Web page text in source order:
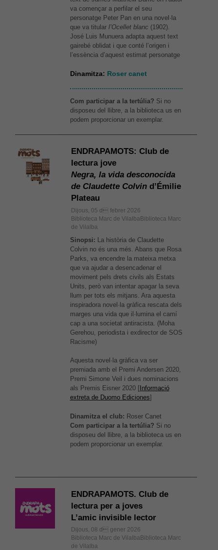
va començar a perfilar el seu
personatge Peter Pan en una novel·la
que va titular l’Ocellet blanc (1902).
José Luis Munuera adapta aquest text
gairebé oblidat i que conté l’origen i
l’essència d’aquest estimat personatge
Dinamitza: Roser canet
Com participar a la tertúlia? Si no
disposeu del llibre, a la biblioteca us en
podem proporcionar un exemplar.
ENDRAPAMOTS: Club de
lectura jove
Negra, la vida desconocida
de Claudette Colvind’Émilie
Plateau
Dijous, 05 d febrer 2026
Biblioteca Marc de VilalbaBiblioteca Marc
de Vilalba
Sinopsi: La història de Claudette
Colvin no és una més. Abans que Rosa
Parks, va encendre la mateixa metxa
que va ajudar a desencadenar el
moviment pels drets civils als Estats
Units, però van intentar apagar la seva
llum per tots els mitjans. Ara aquesta
inspiradora novel·la gràfica rescata dels
marges una vida que il·lumina el camí
cap a una societat antiracista. (Moha
Gerehou, periodista i exdirector de SOS
Racisme)
Aquesta novel·la gràfica va ser
premiada amb el Premi Andersen 2020,
Premi Simone Veil i dues nominacions
als Premis Eisner 2020 [Informació
extreta de Duomo Ediciones]
Dinamitza el club: Roser Canet
Com participar a la tertúlia? Si no
disposeu del llibre, a la biblioteca us en
podem proporcionar un exemplar.
ENDRAPAMOTS. Club de
lectura per a joves
L’amic invisible lector
Dijous, 08 d gener 2026
Biblioteca Marc de VilalbaBiblioteca Marc
de Vilalba